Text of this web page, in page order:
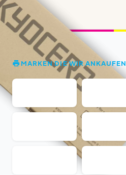
MARKEN DIE WIR ANKAUFEN